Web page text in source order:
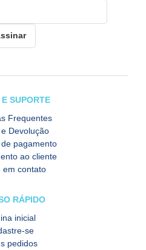
SUPORTE
Frequentes
Devolução
pagamento
ao cliente
em contato
RÁPIDO
inicial
se
pedidos